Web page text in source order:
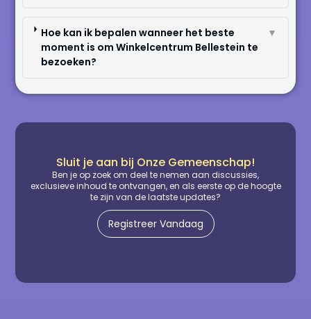
Hoe kan ik bepalen wanneer het beste
moment is om Winkelcentrum Bellestein te
bezoeken?
▼
Sluit je aan bij Onze Gemeenschap!
Ben je op zoek om deel te nemen aan discussies,
exclusieve inhoud te ontvangen, en als eerste op de hoogte
te zijn van de laatste updates?
Registreer Vandaag